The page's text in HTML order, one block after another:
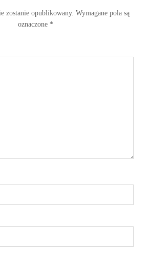
zostanie opublikowany. Wymagane pola są
oznaczone *